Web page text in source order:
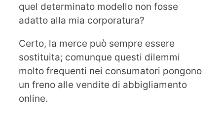
quel determinato modello non fosse
adatto alla mia corporatura?
Certo, la merce può sempre essere
sostituita; comunque questi dilemmi
molto frequenti nei consumatori pongono
un freno alle vendite di abbigliamento
online.